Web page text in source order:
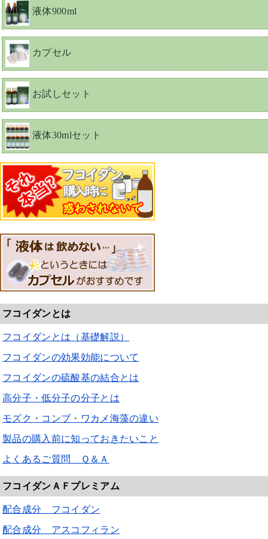
液体900ml
カプセル
お試しセット
液体30mlセット
フコイダンとは
フコイダンとは（基礎解説）
フコイダンの効果効能について
フコイダンの硫酸基の結合とは
高分子・低分子の分子とは
モズク・コンブ・ワカメ海藻の違い
製品の購入前に知っておきたいこと
よくあるご質問 Ｑ＆Ａ
フコイダンＡＦプレミアム
配合成分 フコイダン
配合成分 アスコフィラン